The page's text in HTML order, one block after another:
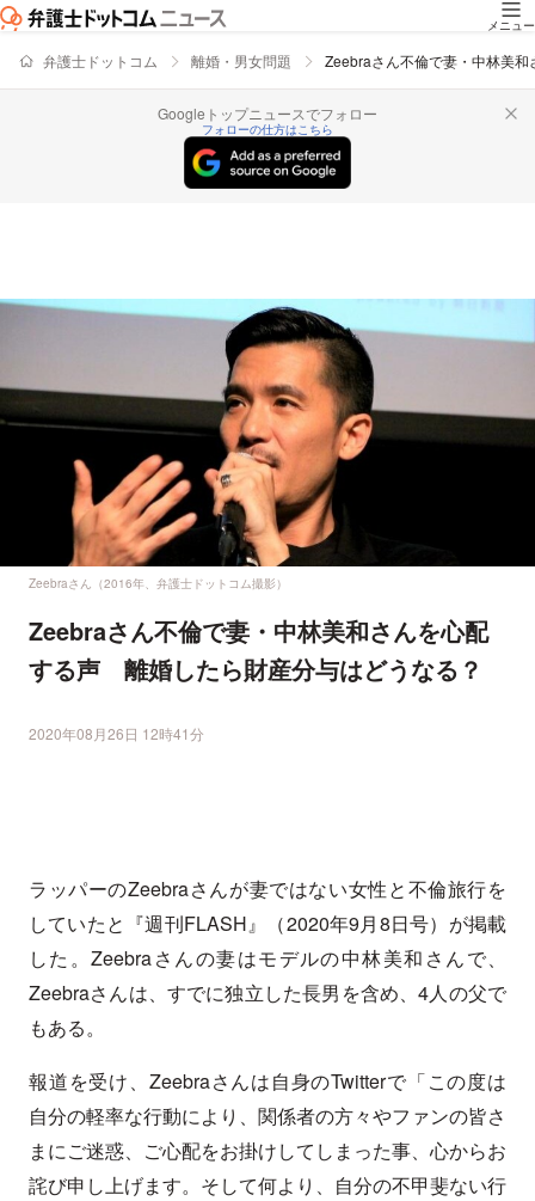
メニュー
弁護士ドットコム 離婚・男女問題 Zeebraさん不倫で妻・中林美
Googleトップニュースでフォロー
フォローの仕方はこちら
Zeebraさん（2016年、弁護士ドットコム撮影）
Zeebraさん不倫で妻・中林美和さんを心配
する声 離婚したら財産分与はどうなる？
2020年08月26日 12時41分
ラッパーのZeebraさんが妻ではない女性と不倫旅行を
していたと『週刊FLASH』（2020年9月8日号）が掲載
した。Zeebraさんの妻はモデルの中林美和さんで、
Zeebraさんは、すでに独立した長男を含め、4人の父で
もある。
報道を受け、Zeebraさんは自身のTwitterで「この度は
自分の軽率な行動により、関係者の方々やファンの皆さ
まにご迷惑、ご心配をお掛けしてしまった事、心からお
詫び申し上げます。そして何より、自分の不甲斐ない行